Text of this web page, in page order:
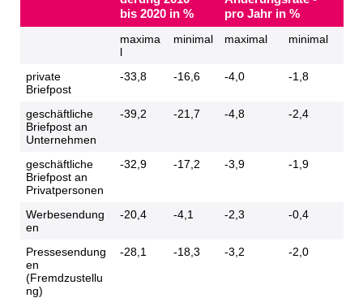
bis 2020 in %
pro Jahr in %
maxima
l
minimal maximal minimal
private
Briefpost
-33,8 -16,6 -4,0 -1,8
geschäftliche
Briefpost an
Unternehmen
-39,2 -21,7 -4,8 -2,4
geschäftliche
Briefpost an
Privatpersonen
-32,9 -17,2 -3,9 -1,9
Werbesendung
en
-20,4 -4,1 -2,3 -0,4
Pressesendung
en
(Fremdzustellu
ng)
-28,1 -18,3 -3,2 -2,0